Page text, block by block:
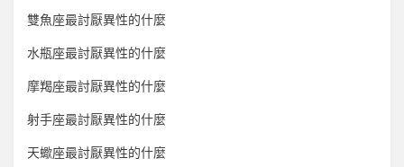
雙魚座最討厭異性的什麼
水瓶座最討厭異性的什麼
摩羯座最討厭異性的什麼
射手座最討厭異性的什麼
天蠍座最討厭異性的什麼